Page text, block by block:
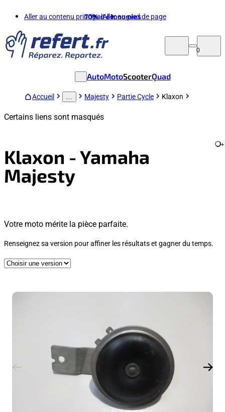
Aller au contenu principalAller au pied de page
70%d'économies
0
AutoMotoScooterQuad
Accueil Majesty Partie Cycle Klaxon
Certains liens sont masqués
Klaxon - Yamaha
Majesty
+
Votre moto mérite la pièce parfaite.
Renseignez sa version pour affiner les résultats et gagner du temps.